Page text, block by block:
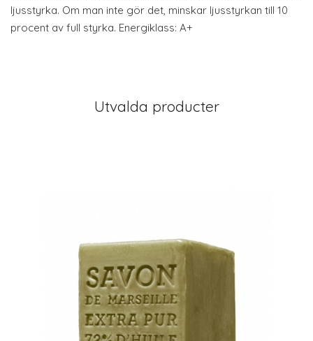
ljusstyrka. Om man inte gör det, minskar ljusstyrkan till 10
procent av full styrka. Energiklass: A+
Utvalda producter